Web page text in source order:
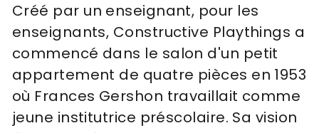
Créé par un enseignant, pour les
enseignants, Constructive Playthings a
commencé dans le salon d'un petit
appartement de quatre pièces en 1953
où Frances Gershon travaillait comme
jeune institutrice préscolaire. Sa vision